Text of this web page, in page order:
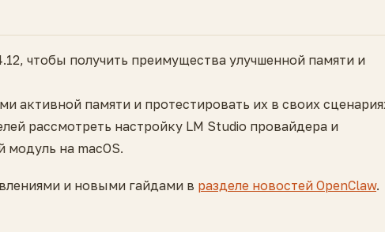
чтобы получить преимущества улучшенной памяти и
активной памяти и протестировать их в своих
рассмотреть настройку LM Studio провайдера и
модуль на macOS.
и новыми гайдами в разделе новостей OpenClaw.